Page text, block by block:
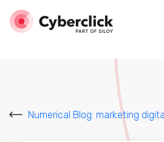
Numerical Blog: marketing